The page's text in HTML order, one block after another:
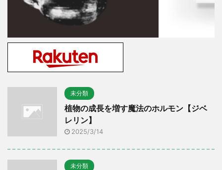
未分類
植物の成長を増す魔法のホルモン【ジベ
レリン】
2025/3/14
未分類